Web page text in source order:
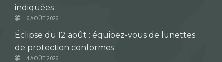
indiquées
6 AOÛT 2026
Éclipse du 12 août : équipez-vous de lunettes
de protection conformes
4 AOÛT 2026